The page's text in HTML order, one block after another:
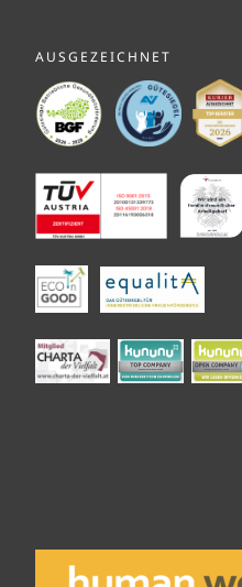
AUSGEZEICHNET